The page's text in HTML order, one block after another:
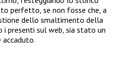
perfetto, se non fosse che, a
dello smaltimento della
presenti sul web, sia stato un
accaduto.